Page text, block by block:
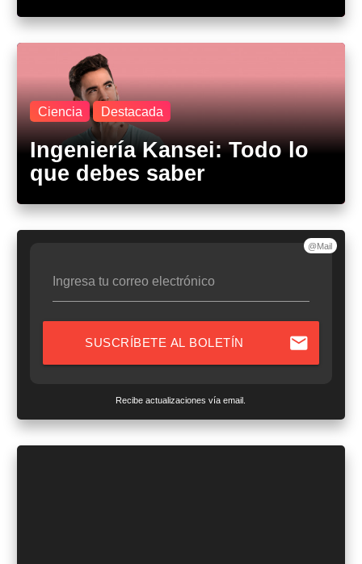
Ciencia Destacada
Ingeniería Kansei: Todo lo
que debes saber
@Mail
Ingresa tu correo electrónico
SUSCRÍBETE AL BOLETÍN mail
Recibe actualizaciones vía email.